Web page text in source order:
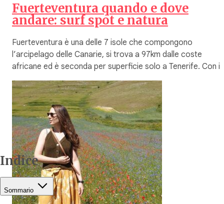
Indice
Sommario
Fuerteventura quando e dove
andare: surf spot e natura
Fuerteventura è una delle 7 isole che compongono
l’arcipelago delle Canarie, si trova a 97km dalle coste
africane ed è seconda per superficie solo a Tenerife. Con